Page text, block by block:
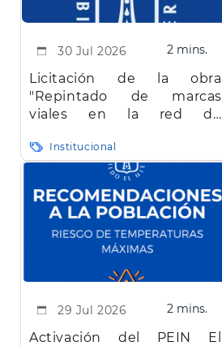
30 Jul 2026 2 mins.
Licitación de la obra
"Repintado de marcas
viales en la red de
Hierro"
Institucional
29 Jul 2026 2 mins.
Activación del PEIN El